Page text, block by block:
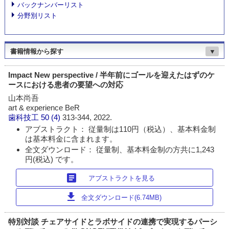
バックナンバーリスト
分野別リスト
書籍情報から探す ▼
Impact New perspective / 半年前にゴールを迎えたはずのケ
ースにおける患者の要望への対応
山本尚吾
art & experience BeR
歯科技工 50 (4)313-344, 2022.
アブストラクト： 従量制は110円（税込）、基本料金制
は基本料金に含まれます。
全文ダウンロード： 従量制、基本料金制の方共に1,243
円(税込) です。
article アブストラクトを見る
download 全文ダウンロード(6.74MB)
特別対談 チェアサイドとラボサイドの連携で実現するパーシ